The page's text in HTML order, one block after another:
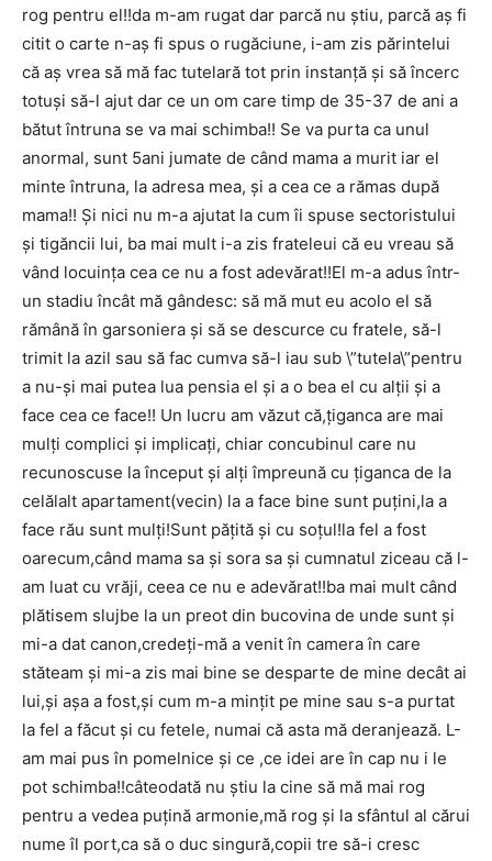
rog pentru el!!da m-am rugat dar parcă nu știu, parcă aș fi
citit o carte n-aș fi spus o rugăciune, i-am zis părintelui
că aș vrea să mă fac tutelară tot prin instanță și să încerc
totuși să-l ajut dar ce un om care timp de 35-37 de ani a
bătut întruna se va mai schimba!! Se va purta ca unul
anormal, sunt 5ani jumate de când mama a murit iar el
minte întruna, la adresa mea, și a cea ce a rămas după
mama!! Și nici nu m-a ajutat la cum îi spuse sectoristului
și tigăncii lui, ba mai mult i-a zis frateleui că eu vreau să
vând locuința cea ce nu a fost adevărat!!El m-a adus într-
un stadiu încât mă gândesc: să mă mut eu acolo el să
rămână în garsoniera și să se descurce cu fratele, să-l
trimit la azil sau să fac cumva să-l iau sub \”tutela\”pentru
a nu-și mai putea lua pensia el și a o bea el cu alții și a
face cea ce face!! Un lucru am văzut că,țiganca are mai
mulți complici și implicați, chiar concubinul care nu
recunoscuse la început și alți împreună cu țiganca de la
celălalt apartament(vecin) la a face bine sunt puțini,la a
face rău sunt mulți!Sunt pățită și cu soțul!la fel a fost
oarecum,când mama sa și sora sa și cumnatul ziceau că l-
am luat cu vrăji, ceea ce nu e adevărat!!ba mai mult când
plătisem slujbe la un preot din bucovina de unde sunt și
mi-a dat canon,credeți-mă a venit în camera în care
stăteam și mi-a zis mai bine se desparte de mine decât ai
lui,și așa a fost,și cum m-a mințit pe mine sau s-a purtat
la fel a făcut și cu fetele, numai că asta mă deranjează. L-
am mai pus în pomelnice și ce ,ce idei are în cap nu i le
pot schimba!!câteodată nu știu la cine să mă mai rog
pentru a vedea puțină armonie,mă rog și la sfântul al cărui
nume îl port,ca să o duc singură,copii tre să-i cresc